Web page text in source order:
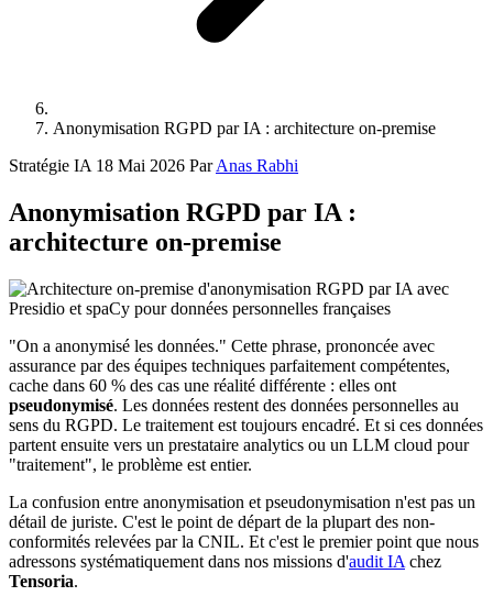
Anonymisation RGPD par IA : architecture on-premise
Stratégie IA 18 Mai 2026 ParAnas Rabhi
Anonymisation RGPD par IA :
architecture on-premise
"On a anonymisé les données." Cette phrase, prononcée avec
assurance par des équipes techniques parfaitement compétentes,
cache dans 60 % des cas une réalité différente : elles ont
pseudonymisé. Les données restent des données personnelles au
sens du RGPD. Le traitement est toujours encadré. Et si ces données
partent ensuite vers un prestataire analytics ou un LLM cloud pour
"traitement", le problème est entier.
La confusion entre anonymisation et pseudonymisation n'est pas un
détail de juriste. C'est le point de départ de la plupart des non-
conformités relevées par la CNIL. Et c'est le premier point que nous
adressons systématiquement dans nos missions d'audit IA chez
Tensoria.